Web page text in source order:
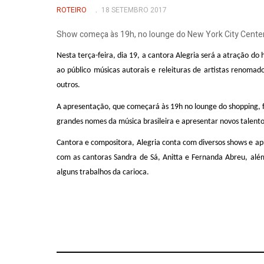
ROTEIRO 18 SETEMBRO 2017
Show começa às 19h, no lounge do New York City
Nesta terça-feira, dia 19, a cantora Alegria será a atração
ao público músicas autorais e releituras de artistas
outros.
A apresentação, que começará às 19h no lounge do
grandes nomes da música brasileira e apresentar novos
Cantora e compositora, Alegria conta com diversos shows e
com as cantoras Sandra de Sá, Anitta e Fernanda Abreu,
alguns trabalhos da carioca.